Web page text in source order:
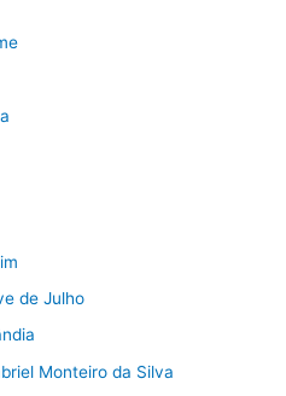
de Julho
Monteiro da Silva